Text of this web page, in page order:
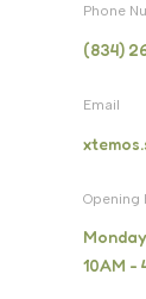
Phone
(834)
Email
Opening
10AM -